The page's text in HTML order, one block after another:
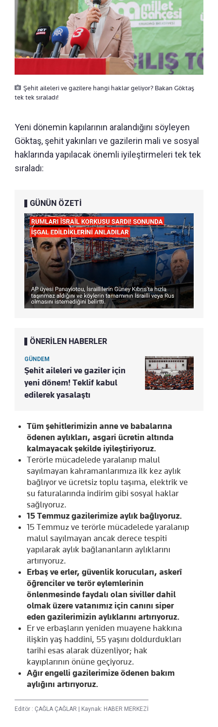
Şehit aileleri ve gazilere hangi haklar geliyor? Bakan Göktaş
tek tek sıraladı!
Yeni dönemin kapılarının aralandığını söyleyen
Göktaş, şehit yakınları ve gazilerin mali ve sosyal
haklarında yapılacak önemli iyileştirmeleri tek tek
sıraladı:
GÜNÜN ÖZETİ
ÖNERİLEN HABERLER
GÜNDEM
Şehit aileleri ve gaziler için
yeni dönem! Teklif kabul
edilerek yasalaştı
Tüm şehitlerimizin anne ve babalarına
ödenen aylıkları, asgari ücretin altında
kalmayacak şekilde iyileştiriyoruz.
Terörle mücadelede yaralanıp malul
sayılmayan kahramanlarımıza ilk kez aylık
bağlıyor ve ücretsiz toplu taşıma, elektrik ve
su faturalarında indirim gibi sosyal haklar
sağlıyoruz.
15 Temmuz gazilerimize aylık bağlıyoruz.
15 Temmuz ve terörle mücadelede yaralanıp
malul sayılmayan ancak derece tespiti
yapılarak aylık bağlananların aylıklarını
artırıyoruz.
Erbaş ve erler, güvenlik korucuları, askerî
öğrenciler ve terör eylemlerinin
önlenmesinde faydalı olan siviller dahil
olmak üzere vatanımız için canını siper
eden gazilerimizin aylıklarını artırıyoruz.
Er ve erbaşların yeniden muayene hakkına
ilişkin yaş haddini, 55 yaşını doldurdukları
tarihi esas alarak düzenliyor; hak
kayıplarının önüne geçiyoruz.
Ağır engelli gazilerimize ödenen bakım
aylığını artırıyoruz.
Editör : ÇAĞLA ÇAĞLAR Kaynak: HABER MERKEZİ